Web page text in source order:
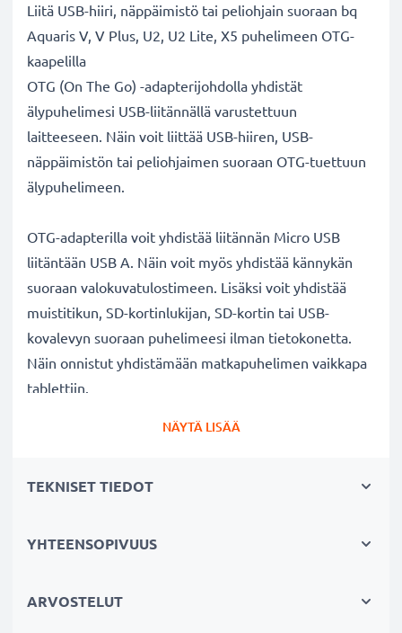
Liitä USB-hiiri, näppäimistö tai peliohjain suoraan bq
Aquaris V, V Plus, U2, U2 Lite, X5 puhelimeen OTG-
kaapelilla
OTG (On The Go) -adapterijohdolla yhdistät
älypuhelimesi USB-liitännällä varustettuun
laitteeseen. Näin voit liittää USB-hiiren, USB-
näppäimistön tai peliohjaimen suoraan OTG-tuettuun
älypuhelimeen.
OTG-adapterilla voit yhdistää liitännän Micro USB
liitäntään USB A. Näin voit myös yhdistää kännykän
suoraan valokuvatulostimeen. Lisäksi voit yhdistää
muistitikun, SD-kortinlukijan, SD-kortin tai USB-
kovalevyn suoraan puhelimeesi ilman tietokonetta.
Näin onnistut yhdistämään matkapuhelimen vaikkapa
tablettiin.
Liitä USB-näppäimistö tai USB-hiiri puhelimeesi.
laitetta, voit silti avata näytön lukituksen ja tallentaa
NÄYTÄ LISÄÄ
TEKNISET TIEDOT
YHTEENSOPIVUUS
ARVOSTELUT